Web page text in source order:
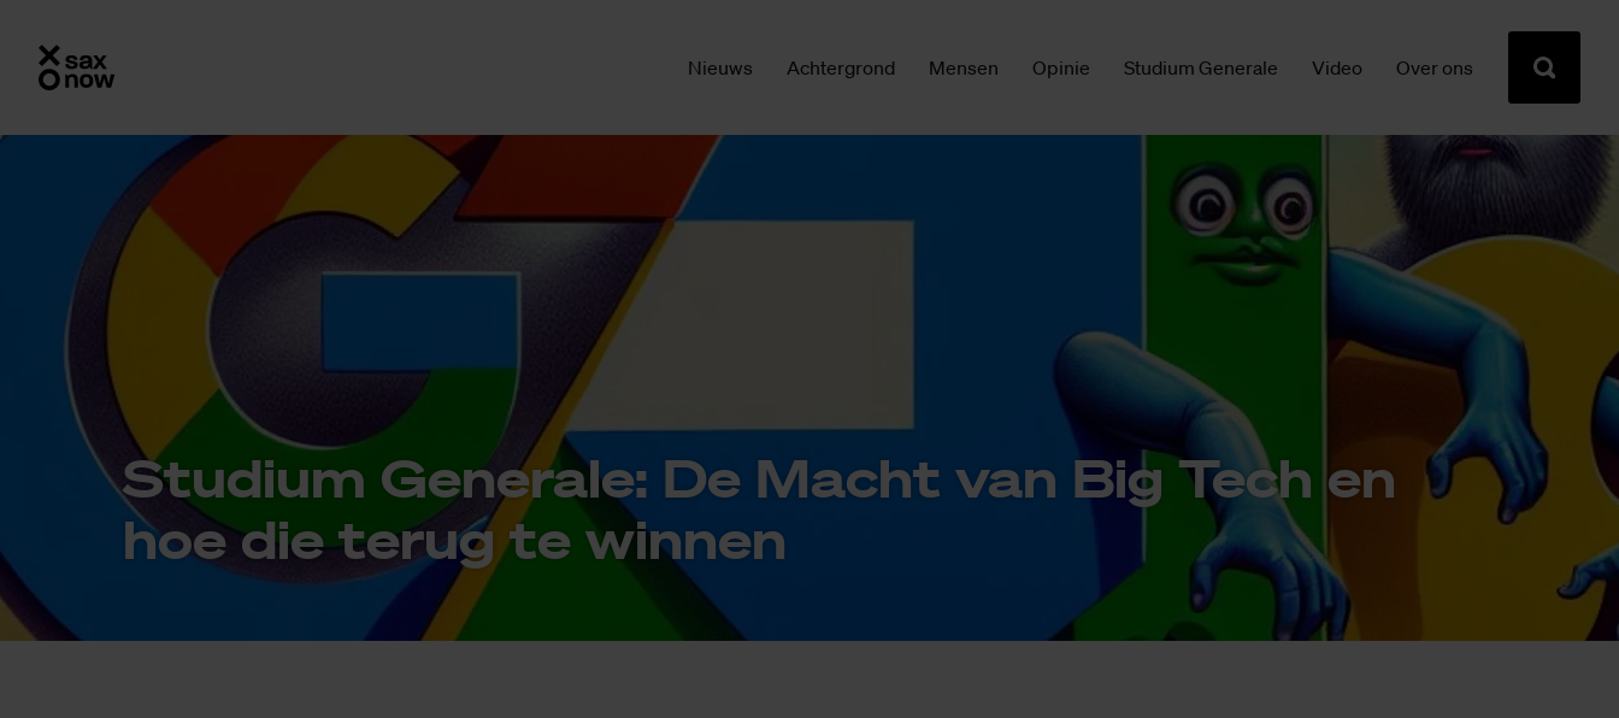
Nieuws Achtergrond Mensen Opinie Studium Generale Video Over ons
Stu­di­um Ge­ne­ra­le: De Macht van Big Tech en
hoe die te­rug te win­nen